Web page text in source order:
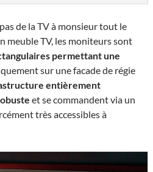
de la TV à monsieur tout le
meuble TV, les moniteurs sont
permettant une
sur une facade de régie
entièrement
et se commandent via un
très accessibles à